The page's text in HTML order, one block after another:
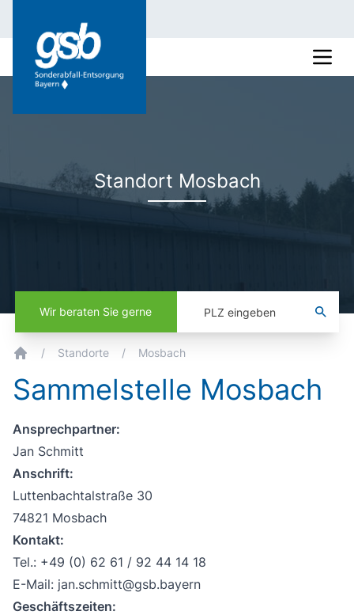
Standort Mosbach
Wir beraten Sie gerne
/ Standorte / Mosbach
Sammelstelle Mosbach
Ansprechpartner:
Jan Schmitt
Anschrift:
Luttenbachtalstraße 30
74821 Mosbach
Kontakt:
Tel.: +49 (0) 62 61 / 92 44 14 18
E-Mail: jan.schmitt@gsb.bayern
Geschäftszeiten: